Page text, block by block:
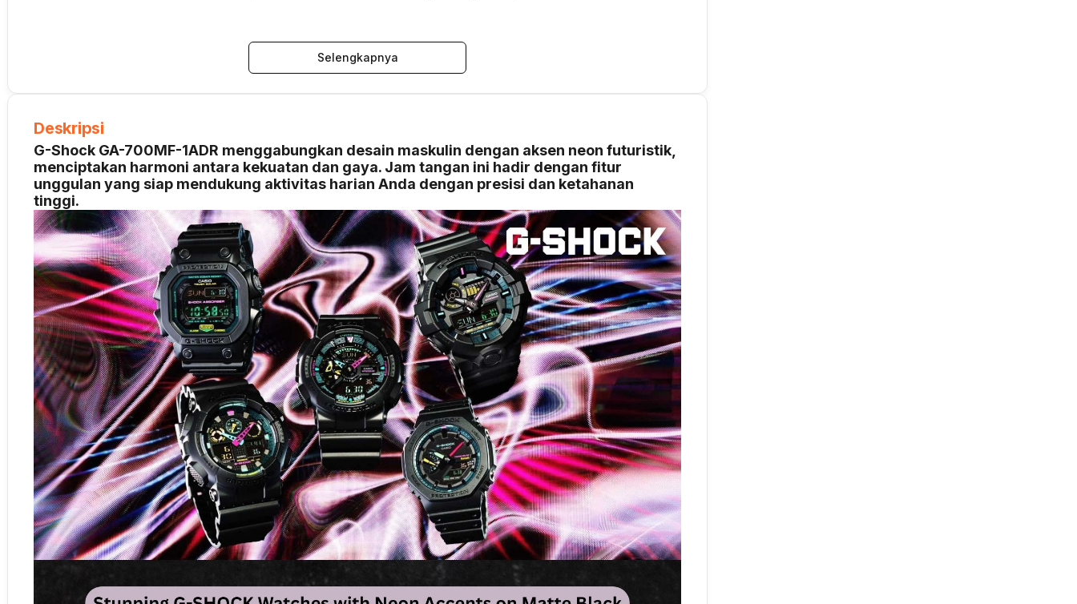
Selengkapnya
Deskripsi
G-Shock GA-700MF-1ADR menggabungkan desain maskulin dengan aksen neon futuristik,
menciptakan harmoni antara kekuatan dan gaya. Jam tangan ini hadir dengan fitur
unggulan yang siap mendukung aktivitas harian Anda dengan presisi dan ketahanan
tinggi.